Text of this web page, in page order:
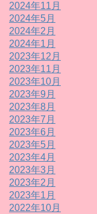
2024年11月
2024年5月
2024年2月
2024年1月
2023年12月
2023年11月
2023年10月
2023年9月
2023年8月
2023年7月
2023年6月
2023年5月
2023年4月
2023年3月
2023年2月
2023年1月
2022年10月